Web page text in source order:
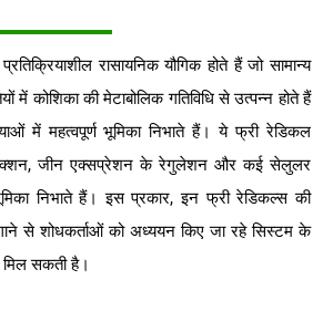
रासायनिक यौगिक होते हैं जो सामान्य
में कोशिका की मेटाबोलिक गतिविधि से उत्पन्न होते हैं
में महत्वपूर्ण भूमिका निभाते हैं। ये फ्री रेडिकल
जीन एक्सप्रेशन के रेगुलेशन और कई सेलुलर
निभाते हैं। इस प्रकार, इन फ्री रेडिकल्स की
से शोधकर्ताओं को अध्ययन किए जा रहे सिस्टम के
मिल सकती है।